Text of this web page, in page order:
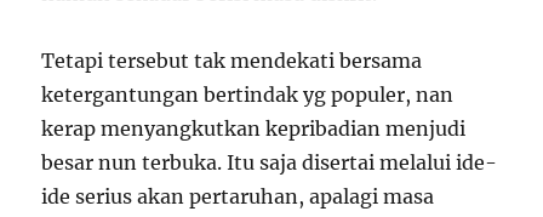
Tetapi tersebut tak mendekati bersama
ketergantungan bertindak yg populer, nan
kerap menyangkutkan kepribadian menjudi
besar nun terbuka. Itu saja disertai melalui ide-
ide serius akan pertaruhan, apalagi masa